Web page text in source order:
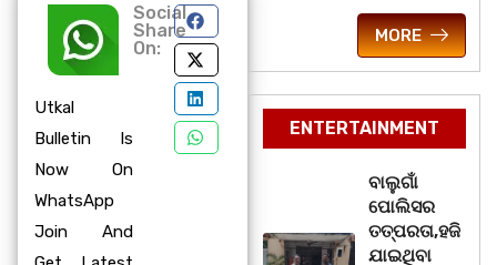
Utkal
Bulletin Is
Now On
WhatsApp
Join And
Social
Share
On:
MORE
ENTERTAINMENT
ବାଲୁଗାଁ
ପୋଲିସର
ତତ୍‌ପରତା,ହଜି
ଯାଇଥିବା